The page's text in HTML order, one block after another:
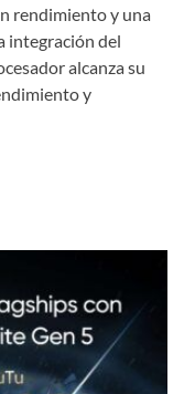
rendimiento y una
integración del
alcanza su
y